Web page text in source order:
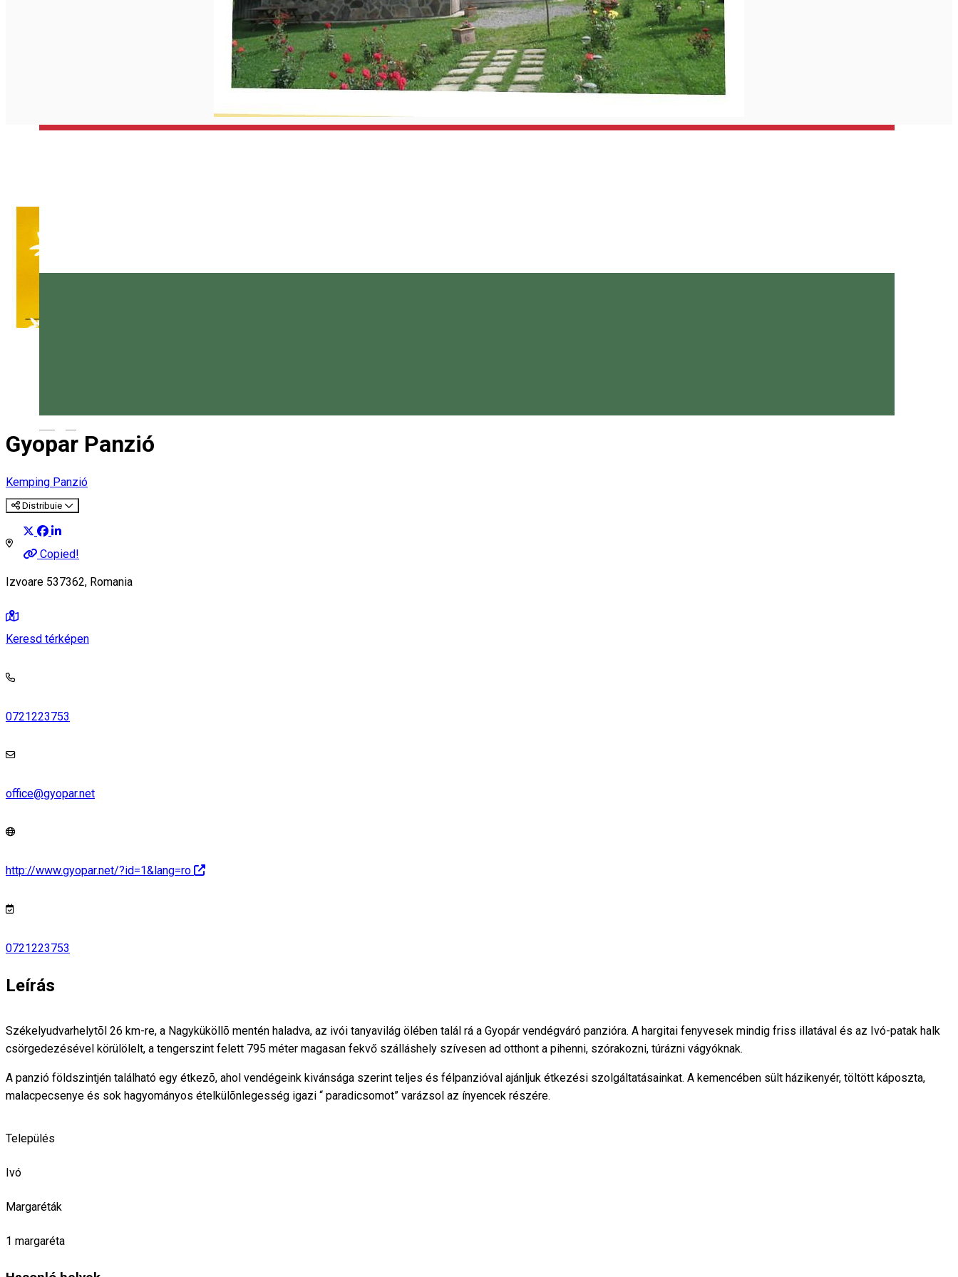
Gyopar Panzió
Kemping Panzió
Distribuie
Copied!
Izvoare 537362, Romania
Keresd térképen
0721223753
office@gyopar.net
http://www.gyopar.net/?id=1&lang=ro
0721223753
Leírás
Székelyudvarhelytõl 26 km-re, a Nagyküköllõ mentén haladva, az ivói tanyavilág ölében talál rá a Gyopár vendégváró panzióra. A hargitai fenyvesek mindig friss illatával és az Ivó-patak halk
csörgedezésével körülölelt, a tengerszint felett 795 méter magasan fekvő szálláshely szívesen ad otthont a pihenni, szórakozni, túrázni vágyóknak.
A panzió földszintjén található egy étkezõ, ahol vendégeink kivánsága szerint teljes és félpanzióval ajánljuk étkezési szolgáltatásainkat. A kemencében sült házikenyér, töltött káposzta,
malacpecsenye és sok hagyományos ételkülõnlegesség igazi “ paradicsomot” varázsol az ínyencek részére.
Település
Ivó
Margaréták
1 margaréta